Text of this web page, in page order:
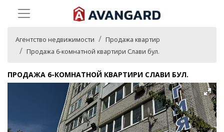
Агентство недвижимости
Продажа квартир
Продажа 6-комнатной квартири Слави бул.
ПРОДАЖА 6-КОМНАТНОЙ КВАРТИРИ СЛАВИ БУЛ.